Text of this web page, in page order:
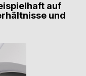
auf
und